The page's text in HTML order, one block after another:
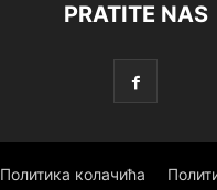
PRATITE NAS
Политика колачића